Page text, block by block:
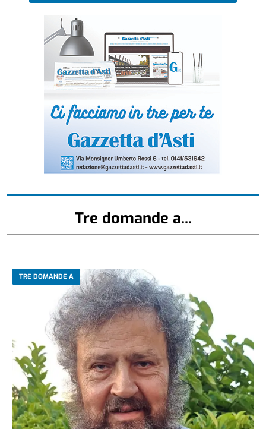
Tre domande a...
TRE DOMANDE A